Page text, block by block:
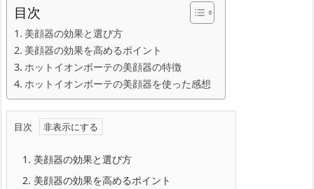
目次
美顔器の効果と選び方
美顔器の効果を高めるポイント
ホットイオンボーテの美顔器の特徴
ホットイオンボーテの美顔器を使った感想
目次
1. 美顔器の効果と選び方
2. 美顔器の効果を高めるポイント